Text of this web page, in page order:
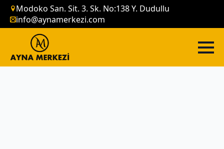
Modoko San. Sit. 3. Sk. No:138 Y. Dudullu
info@aynamerkezi.com